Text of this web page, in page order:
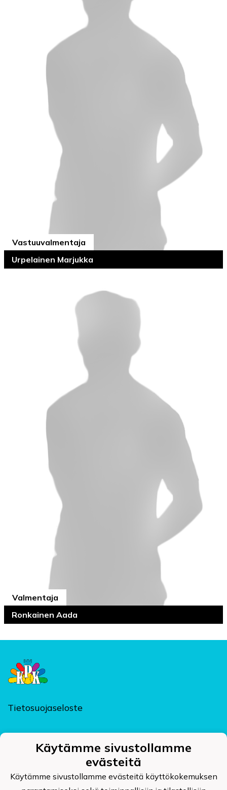
Vastuuvalmentaja
Urpelainen Marjukka
Valmentaja
Ronkainen Aada
Tietosuojaseloste
Kajaanin Pallokerho ry
Kehräämöntie 7, PL 124, 87400 KAJAANI
kpk@kajaaninpallokerho.fi
Käytämme sivustollamme
evästeitä
Käytämme sivustollamme evästeitä käyttökokemuksen